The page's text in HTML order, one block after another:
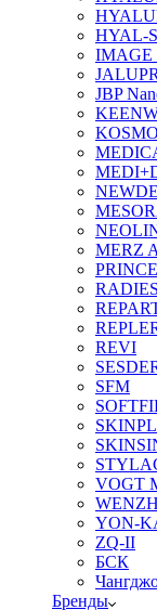
HYAL-
IMAGE
JBP
MERZ
REVI
SFM
VOGT
YON-
ZQ-II
БСК
Бренды